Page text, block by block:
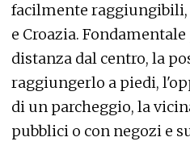
facilmente raggiungibili,
e Croazia.
distanza dal centro, la
raggiungerlo a piedi,
di un parcheggio, la
pubblici o con negozi e